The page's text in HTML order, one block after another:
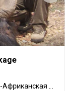
Западная Капская провинция, Южно-Африканская Республика